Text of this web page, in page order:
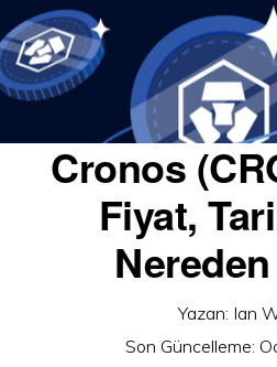
Cronos
Fiyat,
Nereden
Yazan: Ian
Son Güncelleme: